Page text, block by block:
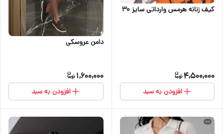
کیف زنانه هرمس وارداتی سایز 30
4,500,000
افزودن به سبد
دامن عروسکی
1,600,000
افزودن به سبد